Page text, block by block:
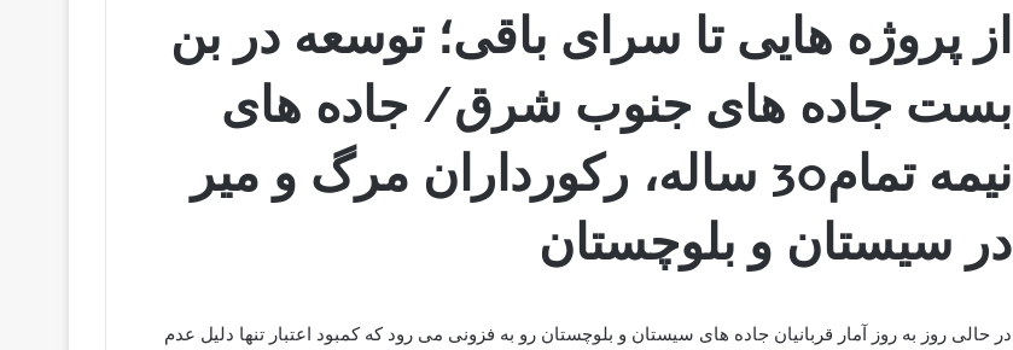
از پروژه هایی تا سرای باقی؛ توسعه در بن
بست جاده های جنوب شرق/ جاده های
نیمه تمام30 ساله، رکورداران مرگ و میر
در سیستان و بلوچستان
در حالی روز به روز آمار قربانیان جاده های سیستان و بلوچستان رو به فزونی می رود که کمبود اعتبار تنها دلیل عدم